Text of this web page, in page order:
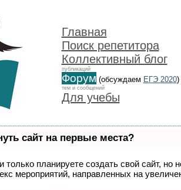
Главная
Поиск репетитора
Коллективный блог
публикаций
Форум (обсуждаем ЕГЭ 2020)
тем и сообщений
Для учебы
сайт на первые места?
планируете создать свой сайт, но
мероприятий, направленных на